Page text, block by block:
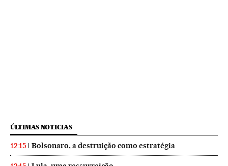
ÚLTIMAS NOTICIAS
12:15 Bolsonaro, a destruição como estratégia